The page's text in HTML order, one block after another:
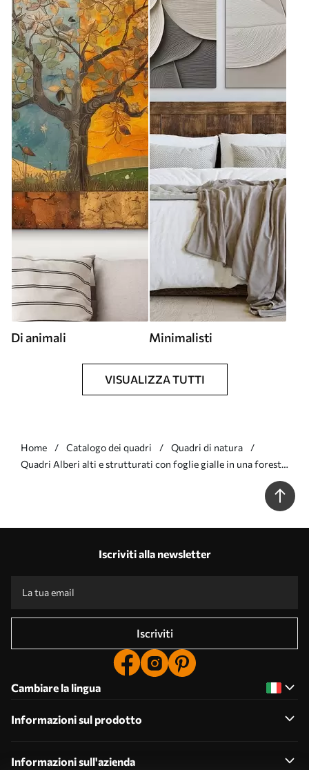
Di animali Minimalisti
VISUALIZZA TUTTI
Home Catalogo dei quadri
Quadri di natura
Quadri Alberi alti e strutturati con foglie gialle in una foresta,
lo sfondo è un mix di toni morbidi blu e marroni Nr s45188
Iscriviti alla newsletter
Iscriviti
Cambiare la lingua
Informazioni sul prodotto
Informazioni sull'azienda